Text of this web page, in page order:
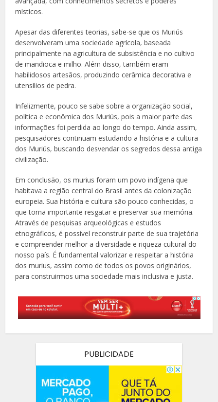
místicos.
Apesar das diferentes teorias, sabe-se que os Muriús
desenvolveram uma sociedade agrícola, baseada
principalmente na agricultura de subsistência e no cultivo
de mandioca e milho. Além disso, também eram
habilidosos artesãos, produzindo cerâmica decorativa e
utensílios de pedra.
Infelizmente, pouco se sabe sobre a organização social,
política e econômica dos Muriús, pois a maior parte das
informações foi perdida ao longo do tempo. Ainda assim,
pesquisadores continuam estudando a história e a cultura
dos Muriús, buscando desvendar os segredos dessa antiga
civilização.
Em conclusão, os murius foram um povo indígena que
habitava a região central do Brasil antes da colonização
europeia. Sua história e cultura são pouco conhecidas, o
que torna importante resgatar e preservar sua memória.
Através de pesquisas arqueológicas e estudos
etnográficos, é possível reconstruir parte de sua trajetória
e compreender melhor a diversidade e riqueza cultural do
nosso país. É fundamental valorizar e respeitar a história
dos murius, assim como de todos os povos originários,
para construirmos uma sociedade mais inclusiva e justa.
PUBLICIDADE